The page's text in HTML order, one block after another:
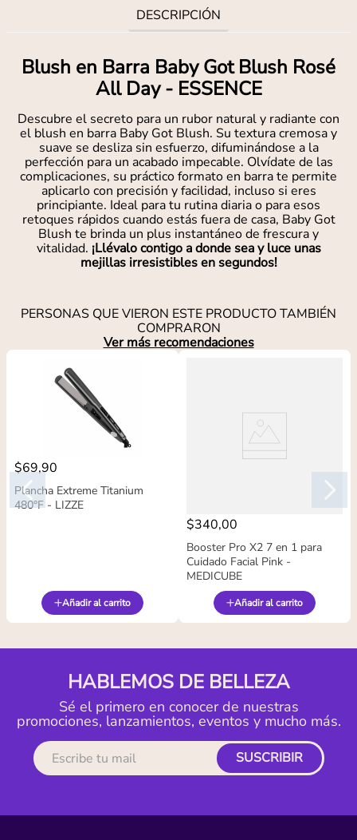
DESCRIPCIÓN
Blush en Barra Baby Got Blush Rosé
All Day - ESSENCE
Descubre el secreto para un rubor natural y radiante con
el blush en barra Baby Got Blush. Su textura cremosa y
suave se desliza sin esfuerzo, difuminándose a la
perfección para un acabado impecable. Olvídate de las
complicaciones, su práctico formato en barra te permite
aplicarlo con precisión y facilidad, incluso si eres
principiante. Ideal para tu rutina diaria o para esos
retoques rápidos cuando estás fuera de casa, Baby Got
Blush te brinda un plus instantáneo de frescura y
vitalidad. ¡Llévalo contigo a donde sea y luce unas
mejillas irresistibles en segundos!
PERSONAS QUE VIERON ESTE PRODUCTO TAMBIÉN
COMPRARON
Ver más recomendaciones
$69,90
Plancha Extreme Titanium
480°F - LIZZE
Añadir al carrito
$340,00
Booster Pro X2 7 en 1 para
Cuidado Facial Pink -
MEDICUBE
Añadir al carrito
HABLEMOS DE BELLEZA
Sé el primero en conocer de nuestras
promociones, lanzamientos, eventos y mucho más.
SUSCRIBIR